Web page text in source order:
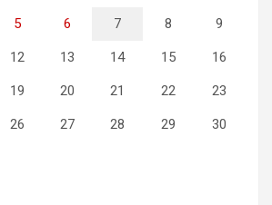
5 6 7 8 9
12 13 14 15 16
19 20 21 22 23
26 27 28 29 30